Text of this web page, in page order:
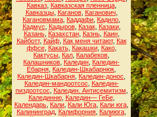
Кавказ, Кавказская пленница,
Кавказцы, Каганов, Каганович
Кагановмама Каддафи Кадило
Кадмус
Кадыров, Казак, Казаки,
Казань, Казахстан, Казнь, Каин,
Кайботт, Кайф, Как меня читают, Как
ффсе, Какать, Какашки, Како,
Кактусы Кал Калабеков
Калашников Каледин Каледин-
Ебарня Каледин-Шкабарнюк
Каледин-Шкабарня Каледин-донос
Каледин-мандоотсос
Каледин-
пиздоотсос
Каледин. Антисемитизм
Калединню, Каледин— ГеБе,
Календарь Кали Кали Юга Кали юга
Калининград Калифорния Калиюга